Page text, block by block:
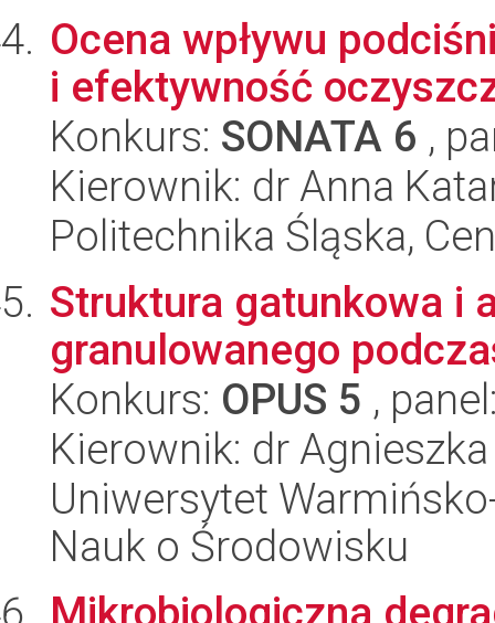
Ocena wpływu
i efektywność
Konkurs: SONATA 6 ,
Kierownik: dr Anna
Politechnika Śląska,
Struktura gatunkowa i
granulowanego
Konkurs: OPUS 5 ,
Kierownik: dr
Uniwersytet
Nauk o Środowisku
Mikrobiologiczna